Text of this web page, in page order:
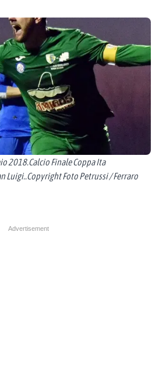
2018.Calcio Finale Coppa Ita
Luigi..Copyright Foto Petrussi / Ferraro